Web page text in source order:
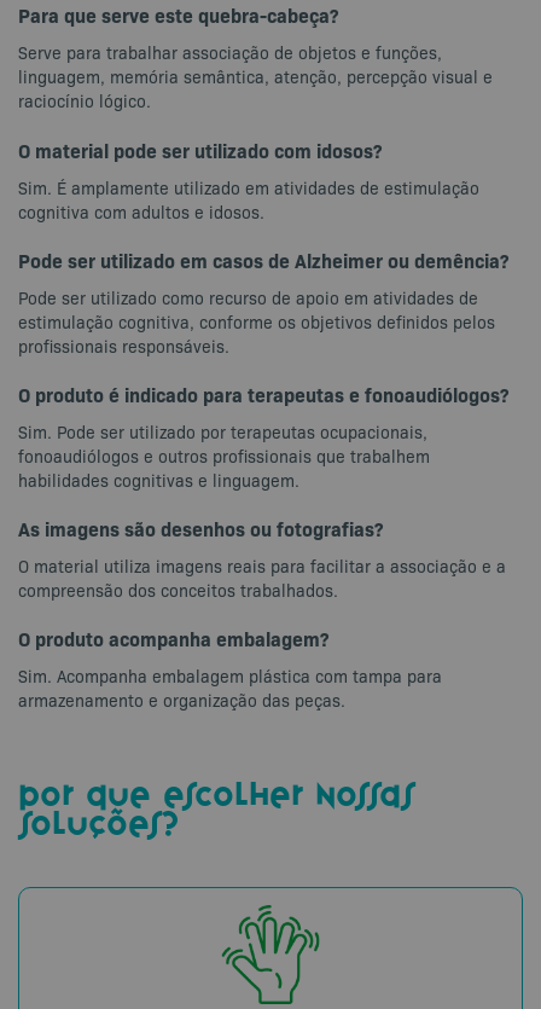
Para que serve este quebra-cabeça?
Serve para trabalhar associação de objetos e funções,
linguagem, memória semântica, atenção, percepção visual e
raciocínio lógico.
O material pode ser utilizado com idosos?
Sim. É amplamente utilizado em atividades de estimulação
cognitiva com adultos e idosos.
Pode ser utilizado em casos de Alzheimer ou demência?
Pode ser utilizado como recurso de apoio em atividades de
estimulação cognitiva, conforme os objetivos definidos pelos
profissionais responsáveis.
O produto é indicado para terapeutas e fonoaudiólogos?
Sim. Pode ser utilizado por terapeutas ocupacionais,
fonoaudiólogos e outros profissionais que trabalhem
habilidades cognitivas e linguagem.
As imagens são desenhos ou fotografias?
O material utiliza imagens reais para facilitar a associação e a
compreensão dos conceitos trabalhados.
O produto acompanha embalagem?
Sim. Acompanha embalagem plástica com tampa para
armazenamento e organização das peças.
por que escolher nossas
soluções?